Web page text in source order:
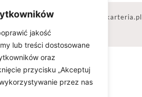
jakość
lub treści dostosowane
oraz
przycisku „Akceptuj
przez nas
prawa zastrzeżone © www.karteria.pl